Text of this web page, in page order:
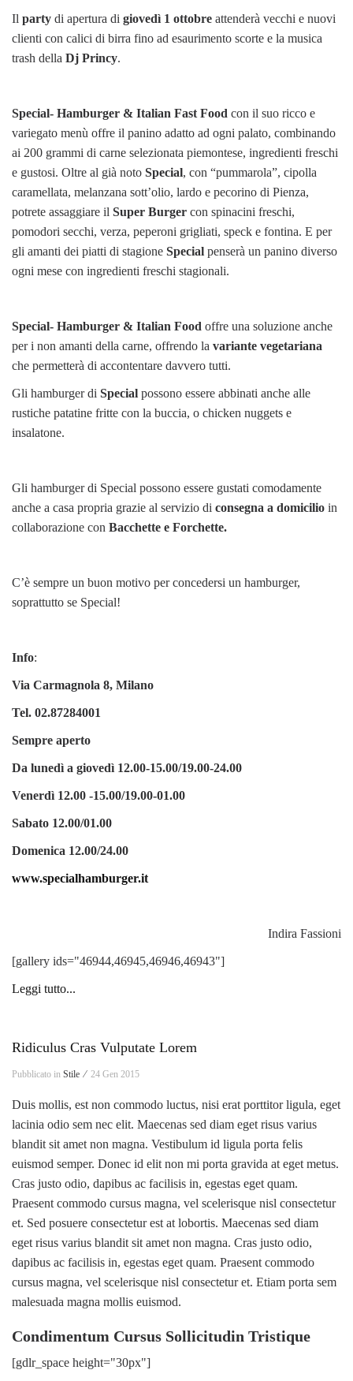
Il party di apertura di giovedì 1 ottobre attenderà vecchi e nuovi
clienti con calici di birra fino ad esaurimento scorte e la musica
trash della Dj Princy.
Special- Hamburger & Italian Fast Food con il suo ricco e
variegato menù offre il panino adatto ad ogni palato, combinando
ai 200 grammi di carne selezionata piemontese, ingredienti freschi
e gustosi. Oltre al già noto Special, con “pummarola”, cipolla
caramellata, melanzana sott’olio, lardo e pecorino di Pienza,
potrete assaggiare il Super Burger con spinacini freschi,
pomodori secchi, verza, peperoni grigliati, speck e fontina. E per
gli amanti dei piatti di stagione Special penserà un panino diverso
ogni mese con ingredienti freschi stagionali.
Special- Hamburger & Italian Food offre una soluzione anche
per i non amanti della carne, offrendo la variante vegetariana
che permetterà di accontentare davvero tutti.
Gli hamburger di Special possono essere abbinati anche alle
rustiche patatine fritte con la buccia, o chicken nuggets e
insalatone.
Gli hamburger di Special possono essere gustati comodamente
anche a casa propria grazie al servizio di consegna a domicilio in
collaborazione con Bacchette e Forchette.
C’è sempre un buon motivo per concedersi un hamburger,
soprattutto se Special!
Info:
Via Carmagnola 8, Milano
Tel. 02.87284001
Sempre aperto
Da lunedì a giovedì 12.00-15.00/19.00-24.00
Venerdì 12.00 -15.00/19.00-01.00
Sabato 12.00/01.00
Domenica 12.00/24.00
www.specialhamburger.it
Indira Fassioni
[gallery ids="46944,46945,46946,46943"]
Leggi tutto...
Ridiculus Cras Vulputate Lorem
Pubblicato in Stile ⁄ 24 Gen 2015
Duis mollis, est non commodo luctus, nisi erat porttitor ligula, eget
lacinia odio sem nec elit. Maecenas sed diam eget risus varius
blandit sit amet non magna. Vestibulum id ligula porta felis
euismod semper. Donec id elit non mi porta gravida at eget metus.
Cras justo odio, dapibus ac facilisis in, egestas eget quam.
Praesent commodo cursus magna, vel scelerisque nisl consectetur
et. Sed posuere consectetur est at lobortis. Maecenas sed diam
eget risus varius blandit sit amet non magna. Cras justo odio,
dapibus ac facilisis in, egestas eget quam. Praesent commodo
cursus magna, vel scelerisque nisl consectetur et. Etiam porta sem
malesuada magna mollis euismod.
Condimentum Cursus Sollicitudin Tristique
[gdlr_space height="30px"]